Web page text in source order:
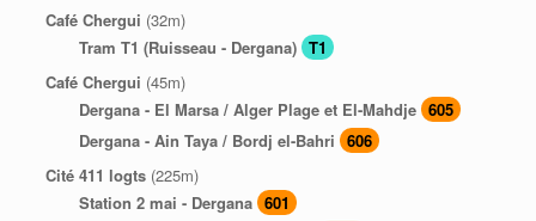
Café Chergui (32m)
Tram T1 (Ruisseau - Dergana) T1
Café Chergui (45m)
Dergana - El Marsa / Alger Plage et El-Mahdje 605
Dergana - Ain Taya / Bordj el-Bahri 606
Cité 411 logts (225m)
Station 2 mai - Dergana 601